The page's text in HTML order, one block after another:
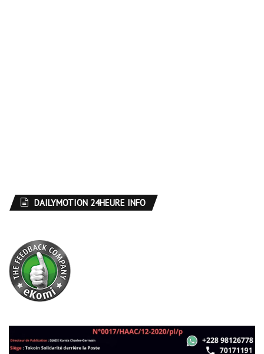
DAILYMOTION 24HEURE INFO